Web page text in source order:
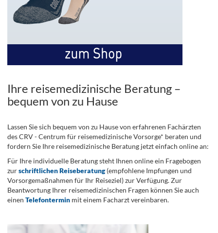
Ihre reisemedizinische Beratung –
bequem von zu Hause
Lassen Sie sich bequem von zu Hause von erfahrenen Fachärzten
des CRV - Centrum für reisemedizinische Vorsorge* beraten und
fordern Sie Ihre reisemedizinische Beratung jetzt einfach online an:
Für Ihre individuelle Beratung steht Ihnen online ein Fragebogen
zurschriftlichen Reiseberatung(empfohlene Impfungen und
Vorsorgemaßnahmen für Ihr Reiseziel) zur Verfügung. Zur
Beantwortung Ihrer reisemedizinischen Fragen können Sie auch
einen Telefontermin mit einem Facharzt vereinbaren.